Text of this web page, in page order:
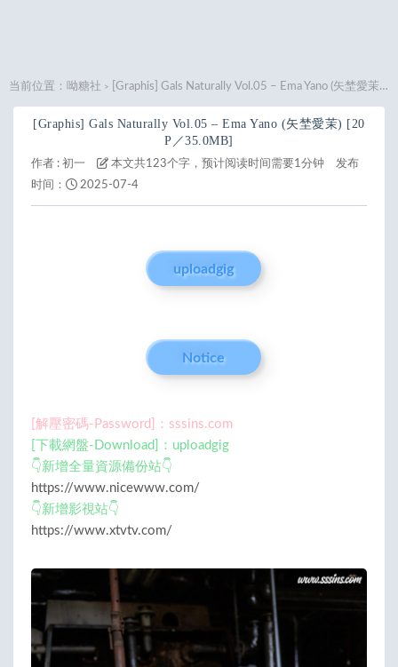
当前位置： 呦糖社 > [Graphis] Gals Naturally Vol.05 – Ema Yano (矢埜愛茉) [20P／35.0MB]
[Graphis] Gals Naturally Vol.05 – Ema Yano (矢埜愛茉) [20
P／35.0MB]
作者 : 初一 本文共123个字，预计阅读时间需要1分钟
发布
时间：
2025-07-4
uploadgig
Notice
[解壓密碼-Password]：sssins.com
[下載網盤-Download]：uploadgig
👇新增全量資源備份站👇
https://www.nicewww.com/
👇新增影視站👇
https://www.xtvtv.com/